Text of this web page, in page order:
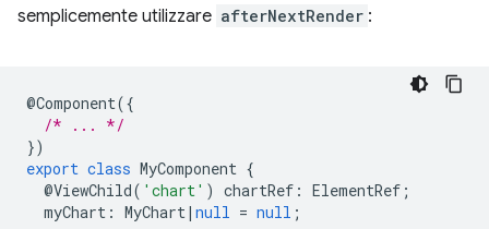
semplicemente utilizzare afterNextRender :
@Component({
/* ... */
})
export class MyComponent {
@ViewChild( 'chart' ) chartRef : ElementRef ;
myChart : MyChart| null = null ;